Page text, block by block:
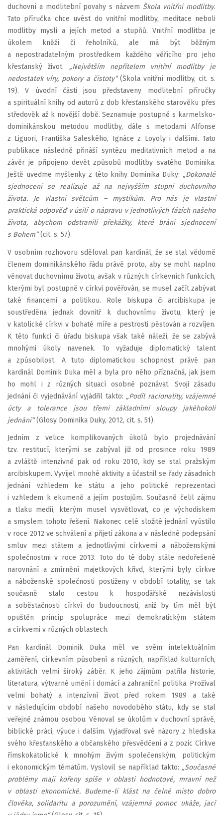
duchovní a modlitební povahy s názvem Škola vnitřní modlitby.
Tato příručka chce uvést do vnitřní modlitby, meditace neboli
modlitby mysli a jejích metod a stupňů. Vnitřní modlitba je
úkolem kněží či řeholníků, ale má být běžným
a nepostradatelným prostředkem každého věřícího pro jeho
křesťanský život. „Největším nepřítelem vnitřní modlitby je
nedostatek víry, pokory a čistoty“(Škola vnitřní modlitby, cit. s.
19). V úvodní části jsou představeny modlitební příručky
a spirituální knihy od autorů z dob křesťanského starověku přes
středověk až k novější době. Seznamuje postupně s karmelsko-
dominikánskou metodou modlitby, dále s metodami Alfonse
z Liguori, Františka Saleského, Ignáce z Loyoly i dalšími. Tato
publikace následně přináší syntézu meditativních metod a na
závěr je připojeno devět způsobů modlitby svatého Dominika.
Ještě uveďme myšlenky z této knihy Dominika Duky: „Dokonalé
sjednocení se realizuje až na nejvyšším stupni duchovního
života. Je vlastní světcům – mystikům. Pro nás je vlastní
praktická odpověď v úsilí o nápravu v jednotlivých fázích našeho
života, abychom odstranili překážky, které brání sjednocení
s Bohem“(cit. s. 57).
V osobním rozhovoru sděloval pan kardinál, že se stal vědomě
členem dominikánského řádu právě proto, aby se mohl naplno
věnovat duchovnímu životu, avšak v různých církevních funkcích,
kterými byl postupně v církvi pověřován, se musel začít zabývat
také financemi a politikou. Role biskupa či arcibiskupa je
soustředěna jednak dovnitř k duchovnímu životu, který je
v katolické církvi v bohaté míře a pestrosti pěstován a rozvíjen.
K této funkci či úřadu biskupa však také náleží, že se zabývá
mnohými úkoly navenek. To vyžaduje diplomatický talent
a způsobilost. A tuto diplomatickou schopnost právě pan
kardinál Dominik Duka měl a byla pro něho příznačná, jak jsem
ho mohl i z různých situací osobně poznávat. Svoji zásadu
jednání či vyjednávání vyjádřil takto: „Podíl racionality, vzájemné
úcty a tolerance jsou třemi základními sloupy jakéhokoli
jednání“(Glosy Dominika Duky, 2012, cit. s. 51).
Jedním z velice komplikovaných úkolů bylo projednávání
tzv. restitucí, kterými se zabýval již od prosince roku 1989
a zvláště intenzivně pak od roku 2010, kdy se stal pražským
arcibiskupem. Vyvíjel mnohé aktivity a účastnil se řady zásadních
jednání vzhledem ke státu a jeho politické reprezentaci
i vzhledem k ekumeně a jejím postojům. Současně čelil zájmu
a tlaku medií, kterým musel vysvětlovat, co je východiskem
a smyslem tohoto řešení. Nakonec celé složité jednání vyústilo
v roce 2012 ve schválení a přijetí zákona a v následné podepsání
smluv mezi státem a jednotlivými církvemi a náboženskými
společnostmi v roce 2013. Toto do té doby stále nedořešené
narovnání a zmírnění majetkových křivd, kterými byly církve
a náboženské společnosti postiženy v období totality, se tak
současně stalo cestou k hospodářské nezávislosti
a soběstačnosti církví do budoucnosti, aniž by tím měl být
opuštěn princip spolupráce mezi demokratickým státem
a církvemi v různých oblastech.
Pan kardinál Dominik Duka měl ve svém intelektuálním
zaměření, církevním působení a různých, například kulturních,
aktivitách velmi široký záběr. K jeho zájmům patřila historie,
literatura, výtvarné umění i domácí a zahraniční politika. Prožíval
velmi bohatý a intenzívní život před rokem 1989 a také
v následujícím období našeho novodobého státu, kdy se stal
veřejně známou osobou. Věnoval se úkolům v duchovní správě,
biblické práci, výuce i dalším. Vyjadřoval své názory z hlediska
svého křesťanského a občanského přesvědčení a z pozic Církve
římskokatolické k mnohým živým společenským, politickým
i ekonomickým tématům. Vyslovil se například takto: „Současné
problémy mají kořeny spíše v oblasti hodnotové, mravní než
v oblasti ekonomické. Budeme-li klást na čelné místo dobro
člověka, solidaritu a porozumění, vzájemná pomoc ukáže, jací